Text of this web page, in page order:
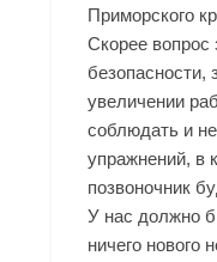
Приморского
Скорее
увеличении
соблюдать и
упражнений, в
позвоночник
У нас должно
ничего нового